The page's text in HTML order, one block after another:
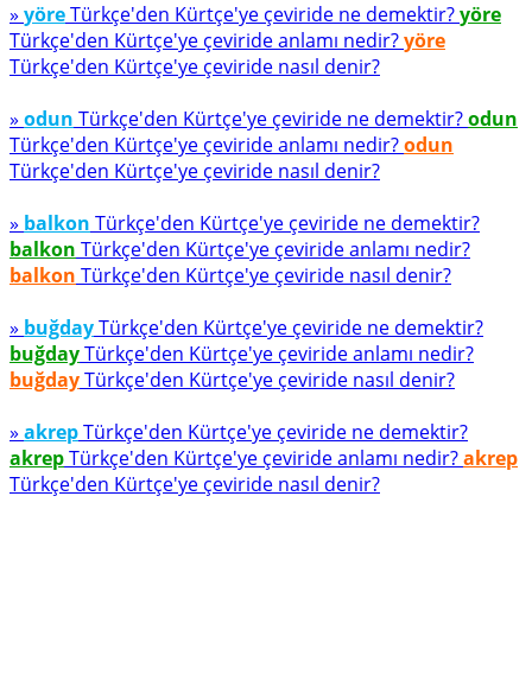
» yöreTürkçe'den Kürtçe'ye çeviride ne demektir?yöre
Türkçe'den Kürtçe'ye çeviride anlamı nedir?yöre
Türkçe'den Kürtçe'ye çeviride nasıl denir?
» odun Türkçe'den Kürtçe'ye çeviride ne demektir?odun
Türkçe'den Kürtçe'ye çeviride anlamı nedir?odun
Türkçe'den Kürtçe'ye çeviride nasıl denir?
» balkon Türkçe'den Kürtçe'ye çeviride ne demektir?
balkon Türkçe'den Kürtçe'ye çeviride anlamı nedir?
balkon Türkçe'den Kürtçe'ye çeviride nasıl denir?
» buğdayTürkçe'den Kürtçe'ye çeviride ne demektir?
buğdayTürkçe'den Kürtçe'ye çeviride anlamı nedir?
buğdayTürkçe'den Kürtçe'ye çeviride nasıl denir?
» akrepTürkçe'den Kürtçe'ye çeviride ne demektir?
akrepTürkçe'den Kürtçe'ye çeviride anlamı nedir?akrep
Türkçe'den Kürtçe'ye çeviride nasıl denir?